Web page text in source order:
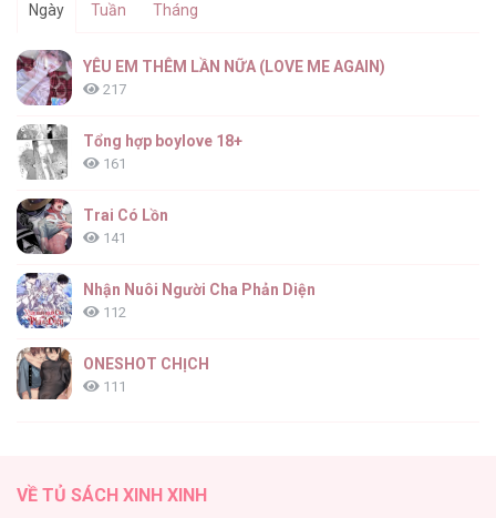
Ngày Tuần Tháng
YÊU EM THÊM LẦN NỮA (LOVE ME AGAIN)
217
Tổng hợp boylove 18+
161
Trai Có Lồn
141
Nhận Nuôi Người Cha Phản Diện
112
ONESHOT CHỊCH
111
VỀ TỦ SÁCH XINH XINH